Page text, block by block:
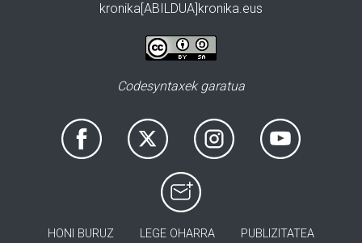
kronika[ABILDUA]kronika.eus
Codesyntaxek garatua
HONI BURUZ LEGE OHARRA PUBLIZITATEA